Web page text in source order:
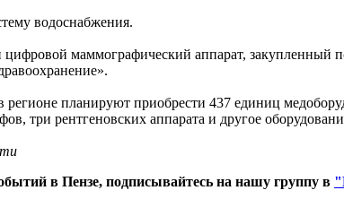
водоснабжения.
маммографический аппарат, закупленный
планируют приобрести 437 единиц
три рентгеновских аппарата и другое
в Пензе, подписывайтесь на нашу группу в